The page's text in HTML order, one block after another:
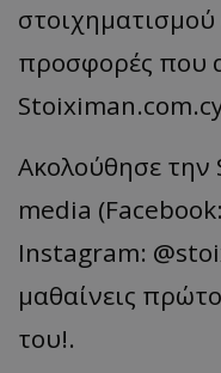
στοιχηματισμού
προσφορές που
Ακολούθησε την
media
Instagram:
μαθαίνεις
του!.